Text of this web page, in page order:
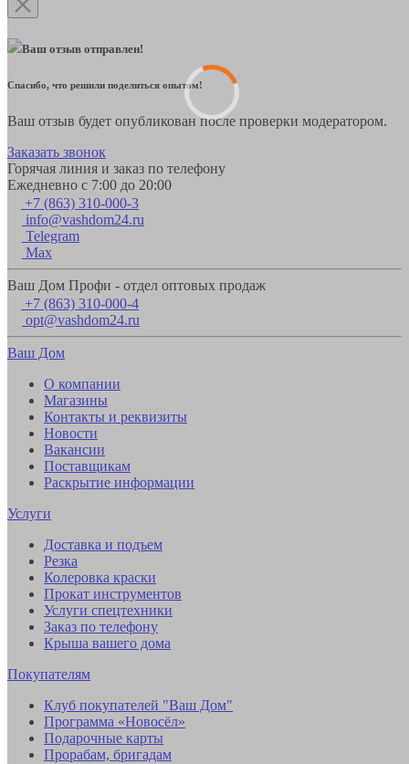
Ваш отзыв отправлен!
Спасибо, что решили поделиться опытом!
Ваш отзыв будет опубликован после проверки модератором.
Заказать звонок
Горячая линия и заказ по телефону
Ежедневно с 7:00 до 20:00
+7 (863) 310-000-3
info@vashdom24.ru
Telegram
Max
Ваш Дом Профи - отдел оптовых продаж
+7 (863) 310-000-4
opt@vashdom24.ru
Ваш Дом
О компании
Магазины
Контакты и реквизиты
Новости
Вакансии
Поставщикам
Раскрытие информации
Услуги
Доставка и подъем
Резка
Колеровка краски
Прокат инструментов
Услуги спецтехники
Заказ по телефону
Крыша вашего дома
Покупателям
Клуб покупателей "Ваш Дом"
Программа «Новосёл»
Подарочные карты
Прорабам, бригадам